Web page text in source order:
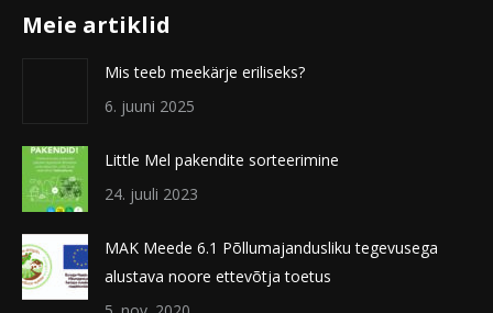
Meie artiklid
Mis teeb meekärje eriliseks?
6. juuni 2025
Little Mel pakendite sorteerimine
24. juuli 2023
MAK Meede 6.1 Põllumajandusliku tegevusega
alustava noore ettevõtja toetus